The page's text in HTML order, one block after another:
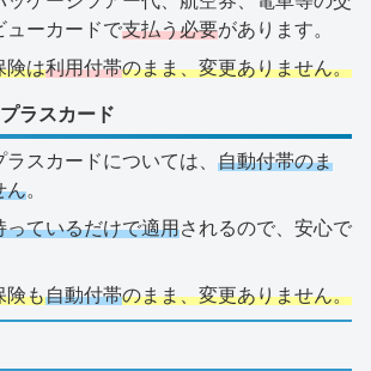
ューカードで支払う必要があります。
険は利用付帯のまま、変更ありません。
ラスカード
スカードについては、 自動付帯のま
ん。
っているだけで適用されるので、安心で
険も自動付帯のまま、変更ありません。